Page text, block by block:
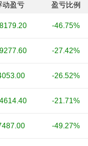
动盈亏 盈亏比例
-46.75%
-27.42%
-26.52%
-21.71%
-49.27%